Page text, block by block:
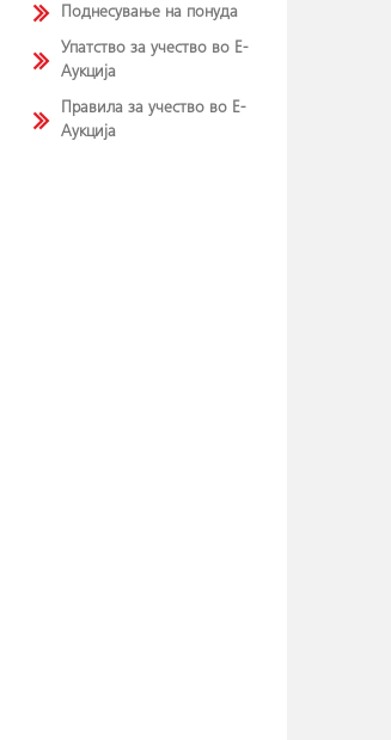
Поднесување на понуда
Упатство за учество во Е-
Аукција
Правила за учество во Е-
Аукција